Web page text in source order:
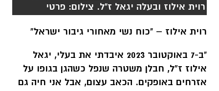
"ב-7 באוקטובר 2023 איבדתי את בעלי, יגאל
אזרחים באופקים. הכאב עצום, אבל אני חיה גם
שהשאיר אחריו".
מהו יום האישה עבורי?